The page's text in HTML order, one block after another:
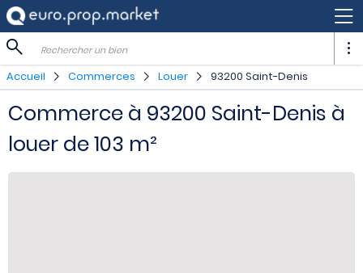
Rechercher un bien
Accueil Commerces Louer 93200 Saint-Denis
Commerce à 93200 Saint-Denis à
louer de 103 m²